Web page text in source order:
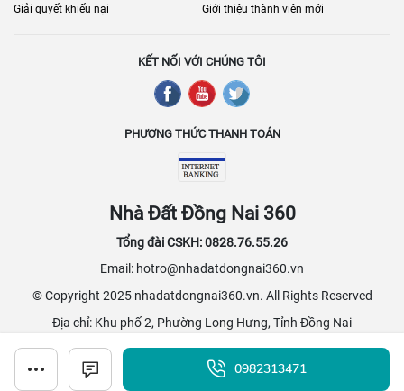
0982313471
Giải quyết khiếu nại
Giới thiệu thành viên mới
KẾT NỐI VỚI CHÚNG TÔI
PHƯƠNG THỨC THANH TOÁN
Nhà Đất Đồng Nai 360
Tổng đài CSKH: 0828.76.55.26
Email: hotro@nhadatdongnai360.vn
© Copyright 2025 nhadatdongnai360.vn. All Rights Reserved
Địa chỉ: Khu phố 2, Phường Long Hưng, Tỉnh Đồng Nai